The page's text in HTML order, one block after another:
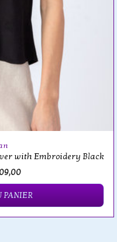
with Embroidery Black
PANIER